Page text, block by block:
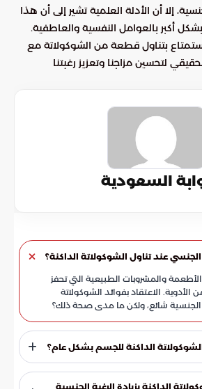
إلا أن الأدلة العلمية تشير إلى أن هذا
بشكل أكبر بالعوامل النفسية والعاطفية.
بتناول قطعة من الشوكولاتة مع
لتحسين مزاجنا وتعزيز رغبتنا
السعودية
عند تناول الشوكولاتة الداكنة؟
الأطعمة والمشروبات الطبيعية التي تحفز
الأدوية. الاعتقاد بفوائد الشوكولاتة
الجنسية شائع، ولكن ما مدى صحة ذلك؟
الداكنة للجسم بشكل عام؟
غنية بمضادات الأكسدة والمعادن، وتحد من
الكوليسترول الضار، وتفيد الجلد والبشرة،
الداكنة بزيادة الرغبة الجنسية